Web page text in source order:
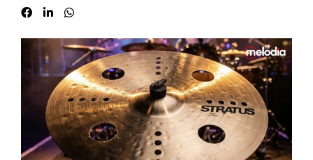
Atau
Masuk/Daftar dengan Google